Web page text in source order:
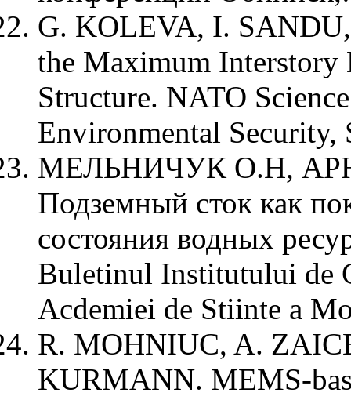
G. KOLEVA, I.
the Maximum Interstory
Structure. NATO
Environmental Security,
МЕЛЬНИЧУК О.Н,
Подземный сток как
состояния водных
Buletinul Institutului de
Acdemiei de Stiinte a
R. MOHNIUC, A.
KURMANN. MEMS-